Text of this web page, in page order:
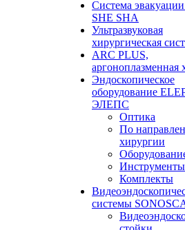
Система
SHE SHA
Ультразвуковая
хирургическая
ARC PLUS,
аргоноплазменная
Эндоскопическое
оборудование
ЭЛЕПС
Оптика
По
хирургии
Инструменты
Комплекты
системы